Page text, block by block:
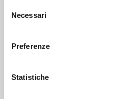
delNecessari
Preferenze
Statistiche